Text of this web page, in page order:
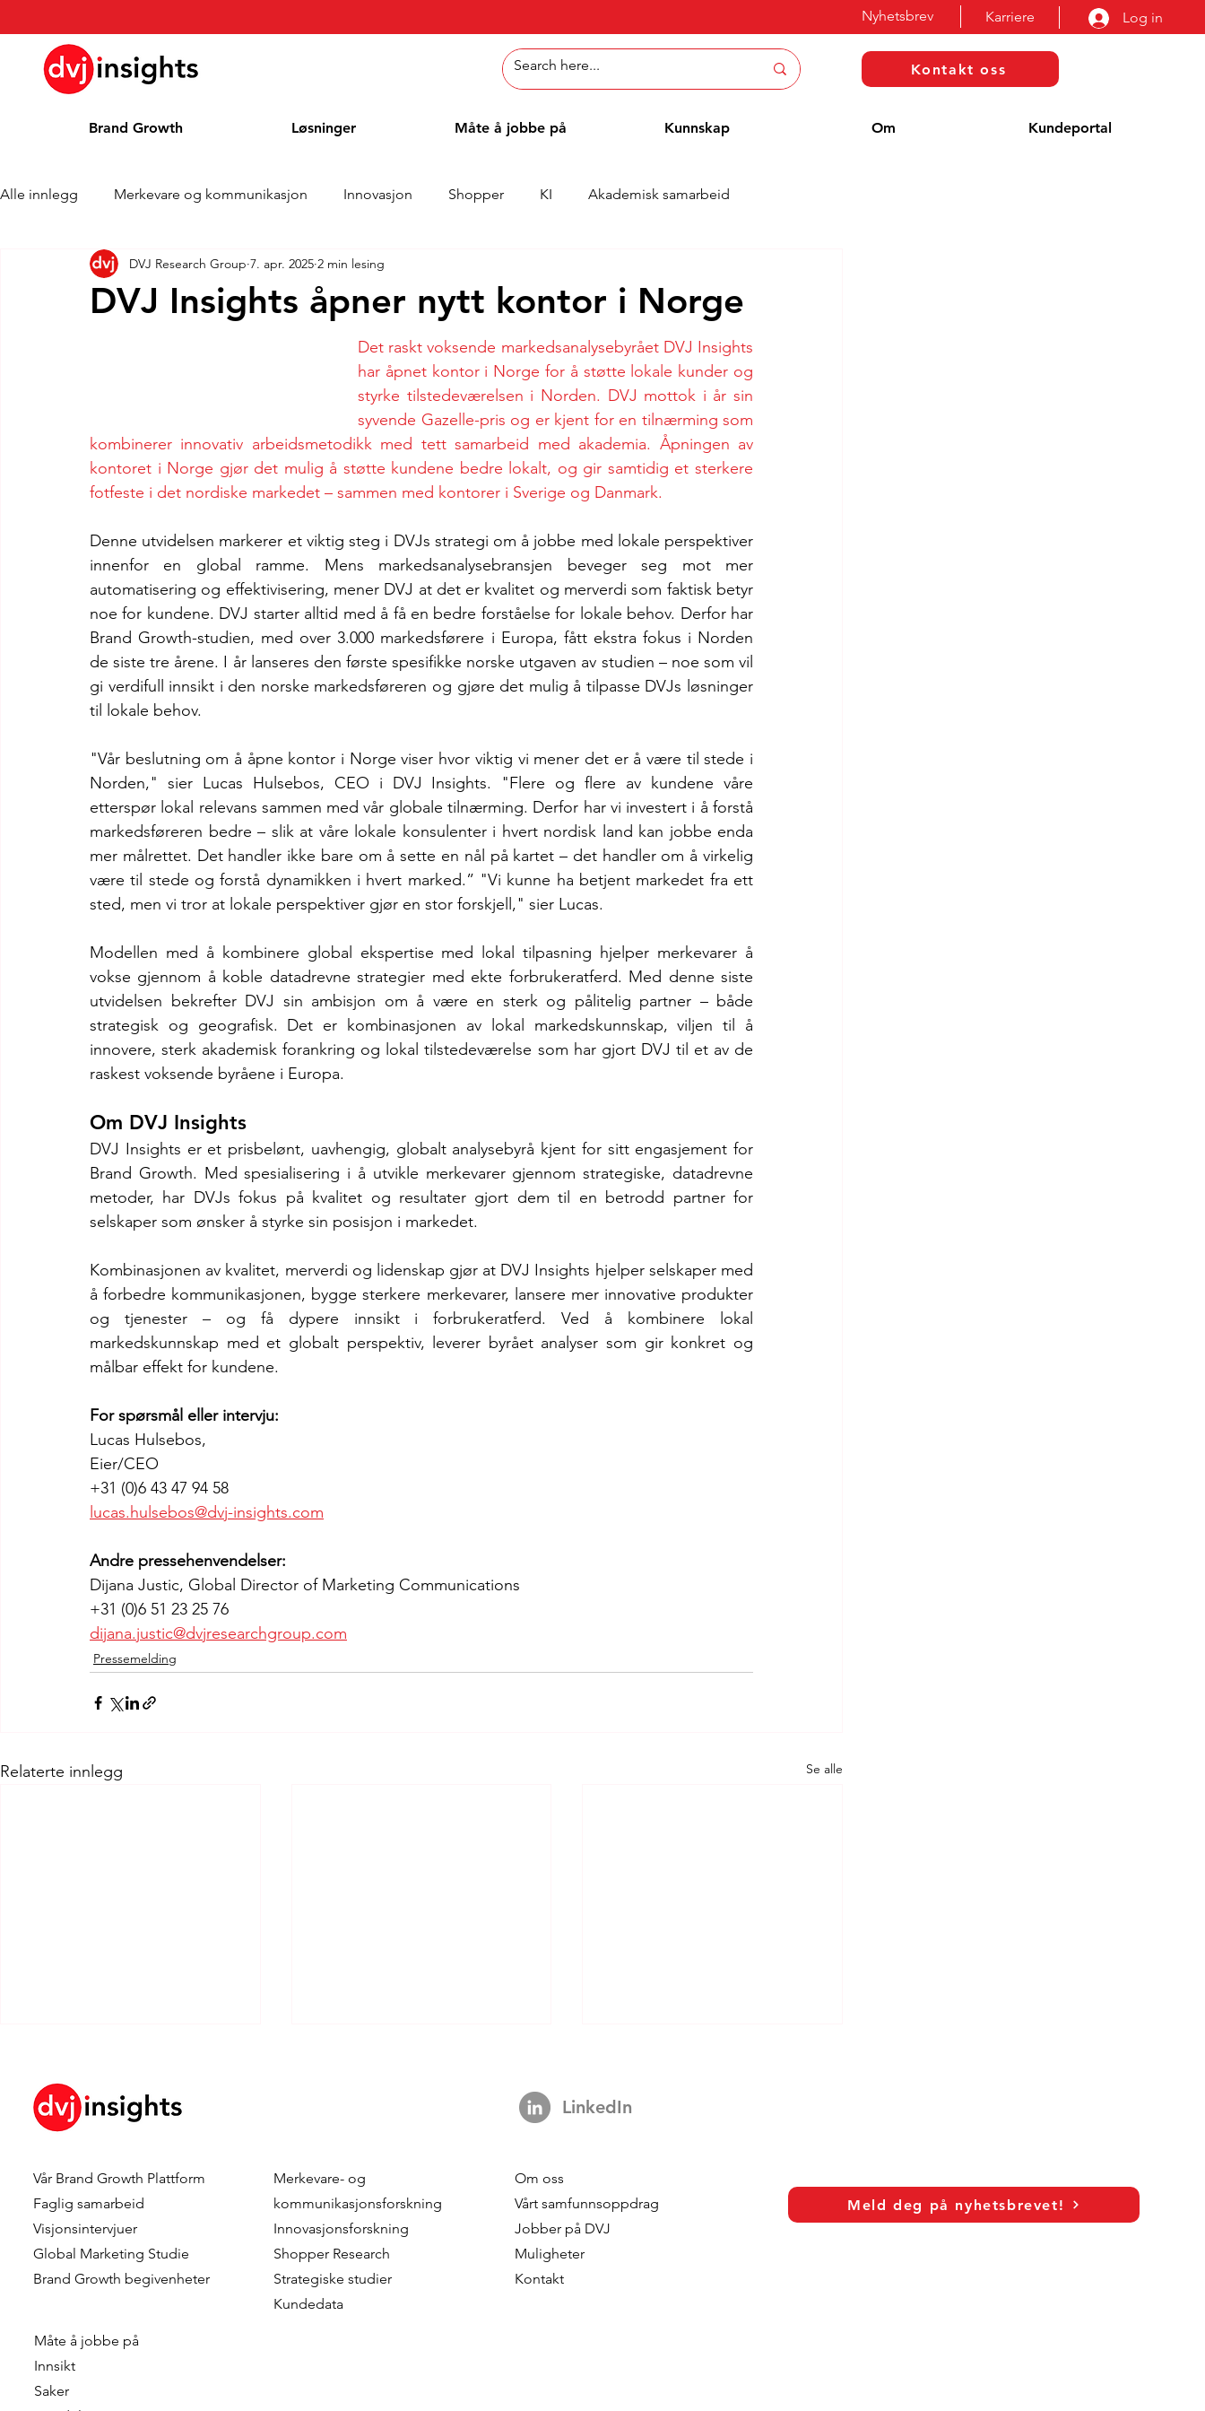
Karriere Log in
Nyhetsbrev
Kontakt oss
Brand Growth Løsninger Måte å jobbe på Kunnskap Om Kundeportal
Alle innlegg Merkevare og kommunikasjon Innovasjon Shopper KI Akademisk samarbeid
Merkevekstintervju Pressemelding Nyheter
DVJ Insights åpner nytt kontor i Norge
DVJ Research Group 7. apr. 2025 2 min lesing
Det raskt voksende markedsanalysebyrået DVJ Insights
har åpnet kontor i Norge for å støtte lokale kunder og
styrke tilstedeværelsen i Norden. DVJ mottok i år sin
syvende Gazelle-pris og er kjent for en tilnærming som
kombinerer innovativ arbeidsmetodikk med tett samarbeid med akademia. Åpningen av
kontoret i Norge gjør det mulig å støtte kundene bedre lokalt, og gir samtidig et sterkere
fotfeste i det nordiske markedet – sammen med kontorer i Sverige og Danmark.
Denne utvidelsen markerer et viktig steg i DVJs strategi om å jobbe med lokale perspektiver
innenfor en global ramme. Mens markedsanalysebransjen beveger seg mot mer
automatisering og effektivisering, mener DVJ at det er kvalitet og merverdi som faktisk betyr
noe for kundene. DVJ starter alltid med å få en bedre forståelse for lokale behov. Derfor har
Brand Growth-studien, med over 3.000 markedsførere i Europa, fått ekstra fokus i Norden
de siste tre årene. I år lanseres den første spesifikke norske utgaven av studien – noe som vil
gi verdifull innsikt i den norske markedsføreren og gjøre det mulig å tilpasse DVJs løsninger
til lokale behov.
"Vår beslutning om å åpne kontor i Norge viser hvor viktig vi mener det er å være til stede i
Norden," sier Lucas Hulsebos, CEO i DVJ Insights. "Flere og flere av kundene våre
etterspør lokal relevans sammen med vår globale tilnærming. Derfor har vi investert i å forstå
markedsføreren bedre – slik at våre lokale konsulenter i hvert nordisk land kan jobbe enda
mer målrettet. Det handler ikke bare om å sette en nål på kartet – det handler om å virkelig
være til stede og forstå dynamikken i hvert marked.” "Vi kunne ha betjent markedet fra ett
sted, men vi tror at lokale perspektiver gjør en stor forskjell," sier Lucas.
Modellen med å kombinere global ekspertise med lokal tilpasning hjelper merkevarer å
vokse gjennom å koble datadrevne strategier med ekte forbrukeratferd. Med denne siste
utvidelsen bekrefter DVJ sin ambisjon om å være en sterk og pålitelig partner – både
strategisk og geografisk. Det er kombinasjonen av lokal markedskunnskap, viljen til å
innovere, sterk akademisk forankring og lokal tilstedeværelse som har gjort DVJ til et av de
raskest voksende byråene i Europa.
Om DVJ Insights
DVJ Insights er et prisbelønt, uavhengig, globalt analysebyrå kjent for sitt engasjement for
Brand Growth. Med spesialisering i å utvikle merkevarer gjennom strategiske, datadrevne
metoder, har DVJs fokus på kvalitet og resultater gjort dem til en betrodd partner for
selskaper som ønsker å styrke sin posisjon i markedet.
Kombinasjonen av kvalitet, merverdi og lidenskap gjør at DVJ Insights hjelper selskaper med
å forbedre kommunikasjonen, bygge sterkere merkevarer, lansere mer innovative produkter
og tjenester – og få dypere innsikt i forbrukeratferd. Ved å kombinere lokal
markedskunnskap med et globalt perspektiv, leverer byrået analyser som gir konkret og
målbar effekt for kundene.
For spørsmål eller intervju:
Lucas Hulsebos,
Eier/CEO
+31 (0)6 43 47 94 58
lucas.hulsebos@dvj-insights.com
Andre pressehenvendelser:
Dijana Justic, Global Director of Marketing Communications
+31 (0)6 51 23 25 76
dijana.justic@dvjresearchgroup.com
Pressemelding
Relaterte innlegg Se alle
Dennis Hulsebos wins Young
Talent of the Year at the
Data & Insights Awards
2026
DVJ Insights strengthens
Dutch team with the
addition of Fred Roodbeen
as Client Consultant
DVJ Strengthens Its Nordic
Team With Malin Larsudd As
Vår Brand Growth Plattform
Faglig samarbeid
Visjonsintervjuer
Global Marketing Studie
Brand Growth begivenheter
Måte å jobbe på
Innsikt
Saker
Merkevare- og
kommunikasjonsforskning
Innovasjonsforskning
Shopper Research
Strategiske studier
Kundedata
LinkedIn
Om oss
Vårt samfunnsoppdrag
Jobber på DVJ
Muligheter
Kontakt
Meld deg på nyhetsbrevet!